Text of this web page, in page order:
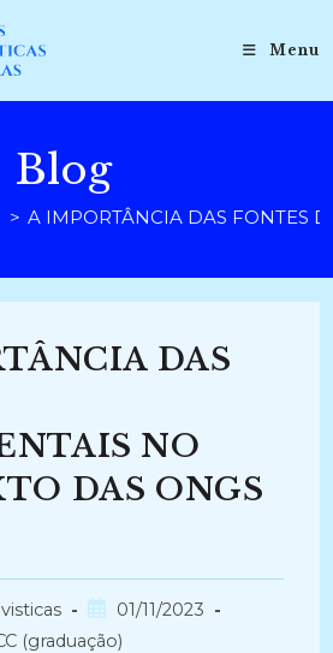
Menu
Blog
> A IMPORTÂNCIA DAS FONTES
DAS
NO
DAS ONGS
Post
publicado:
01/11/2023
(graduação)